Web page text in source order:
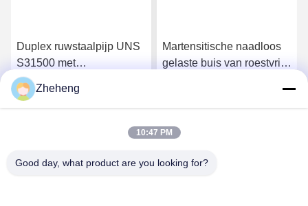
Duplex ruwstaalpijp UNS
S31500 met
corrosiebestendigheid
Krijg Beste Prijs
Martensitische naadloos
gelaste buis van roestvrij
Krijg Beste Prijs
Zheheng
10:47 PM
Good day, what product are you looking for?